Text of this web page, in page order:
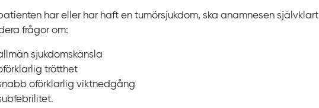
har eller har haft en tumörsjukdom, ska anamnesen självklart
frågor om:
sjukdomskänsla
trötthet
oförklarlig viktnedgång